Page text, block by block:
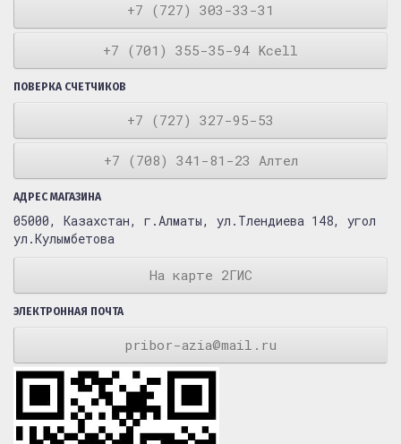
+7 (727) 303-33-31
+7 (701) 355-35-94 Kcell
ПОВЕРКА СЧЕТЧИКОВ
+7 (727) 327-95-53
+7 (708) 341-81-23 Алтел
АДРЕС МАГАЗИНА
05000, Казахстан, г.Алматы, ул.Тлендиева 148, угол
ул.Кулымбетова
На карте 2ГИС
ЭЛЕКТРОННАЯ ПОЧТА
pribor-azia@mail.ru